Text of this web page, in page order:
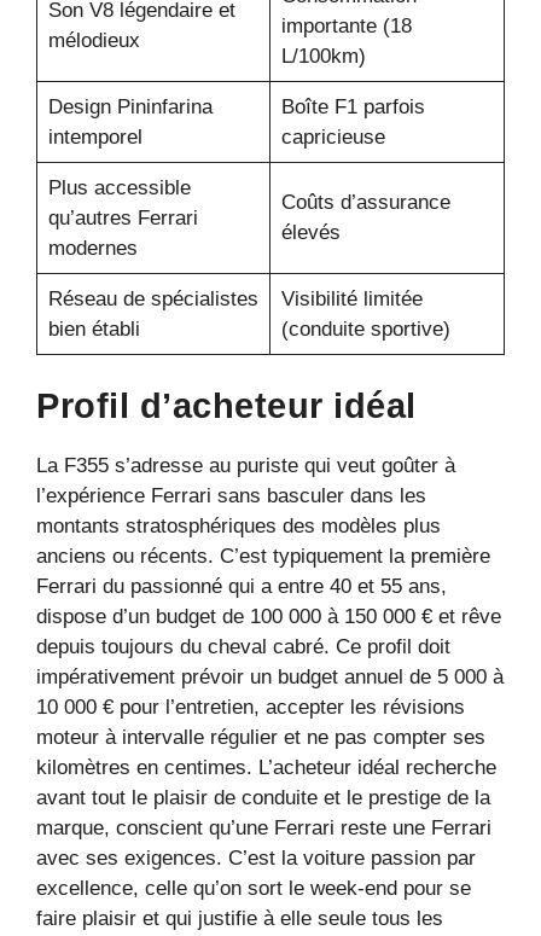
Son V8 légendaire et
mélodieux
importante (18
L/100km)
Design Pininfarina
intemporel
Boîte F1 parfois
capricieuse
Plus accessible
qu’autres Ferrari
modernes
Coûts d’assurance
élevés
Réseau de spécialistes
bien établi
Visibilité limitée
(conduite sportive)
Profil d’acheteur idéal
La F355 s’adresse au puriste qui veut goûter à
l’expérience Ferrari sans basculer dans les
montants stratosphériques des modèles plus
anciens ou récents. C’est typiquement la première
Ferrari du passionné qui a entre 40 et 55 ans,
dispose d’un budget de 100 000 à 150 000 € et rêve
depuis toujours du cheval cabré. Ce profil doit
impérativement prévoir un budget annuel de 5 000 à
10 000 € pour l’entretien, accepter les révisions
moteur à intervalle régulier et ne pas compter ses
kilomètres en centimes. L’acheteur idéal recherche
avant tout le plaisir de conduite et le prestige de la
marque, conscient qu’une Ferrari reste une Ferrari
avec ses exigences. C’est la voiture passion par
excellence, celle qu’on sort le week-end pour se
faire plaisir et qui justifie à elle seule tous les